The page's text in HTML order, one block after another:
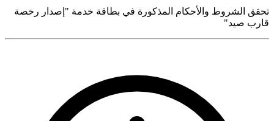
تحقق الشروط والأحكام المذكورة في بطاقة خدمة "إصدار رخصة
قارب صيد"